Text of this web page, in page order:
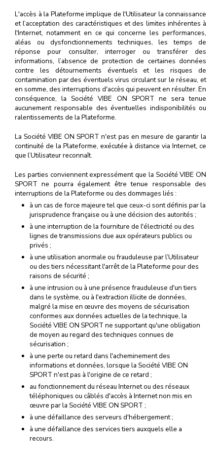
L'accès à la Plateforme implique de l'Utilisateur la connaissance
et l’acceptation des caractéristiques et des limites inhérentes à
l'Internet, notamment en ce qui concerne les performances,
aléas ou dysfonctionnements techniques, les temps de
réponse pour consulter, interroger ou transférer des
informations, l’absence de protection de certaines données
contre les détournements éventuels et les risques de
contamination par des éventuels virus circulant sur le réseau, et
en somme, des interruptions d'accès qui peuvent en résulter. En
conséquence, la Société VIBE ON SPORT ne sera tenue
aucunement responsable des éventuelles indisponibilités ou
ralentissements de la Plateforme.
La Société VIBE ON SPORT n'est pas en mesure de garantir la
continuité de la Plateforme, exécutée à distance via Internet, ce
que l’Utilisateur reconnaît.
Les parties conviennent expressément que la Société VIBE ON
SPORT ne pourra également être tenue responsable des
interruptions de la Plateforme ou des dommages liés :
à un cas de force majeure tel que ceux-ci sont définis par la
jurisprudence française ou à une décision des autorités ;
à une interruption de la fourniture de l'électricité ou des
lignes de transmissions due aux opérateurs publics ou
privés ;
à une utilisation anormale ou frauduleuse par l’Utilisateur
ou des tiers nécessitant l'arrêt de la Plateforme pour des
raisons de sécurité ;
à une intrusion ou à une présence frauduleuse d'un tiers
dans le système, ou à l'extraction illicite de données,
malgré la mise en œuvre des moyens de sécurisation
conformes aux données actuelles de la technique, la
Société VIBE ON SPORT ne supportant qu'une obligation
de moyen au regard des techniques connues de
sécurisation ;
à une perte ou retard dans l'acheminement des
informations et données, lorsque la Société VIBE ON
SPORT n'est pas à l'origine de ce retard ;
au fonctionnement du réseau Internet ou des réseaux
téléphoniques ou câblés d'accès à Internet non mis en
œuvre par la Société VIBE ON SPORT ;
à une défaillance des serveurs d'hébergement ;
à une défaillance des services tiers auxquels elle a
recours.